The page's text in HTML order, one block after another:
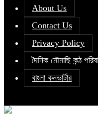
About Us
Contact Us
Privacy Policy
দৈনিক মৌমাছি কন্ঠ
বাংলা কনভার্টার